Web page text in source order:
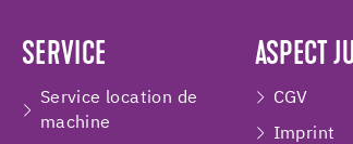
SERVICE
Service location de
machine
ASPECT
CGV
Imprint